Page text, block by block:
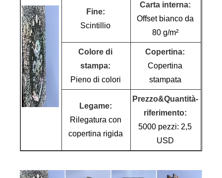
Fine:
Scintillio
Carta interna:
Offset bianco da
80 g/m²
Colore di
stampa:
Pieno di colori
Copertina:
Copertina
stampata
Legame:
Rilegatura con
copertina rigida
Prezzo&Quantità-
riferimento:
5000 pezzi: 2,5
USD